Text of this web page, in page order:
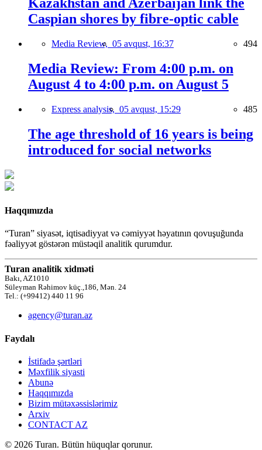
Kazakhstan and Azerbaijan link the
Caspian shores by fibre-optic cable
Media Review, 05 avqust, 16:37 494
Media Review: From 4:00 p.m. on
August 4 to 4:00 p.m. on August 5
Express analysis, 05 avqust, 15:29 485
The age threshold of 16 years is being
introduced for social networks
Haqqımızda
“Turan” siyasət, iqtisadiyyat və cəmiyyət həyatının qovuşuğunda
fəaliyyət göstərən müstəqil analitik qurumdur.
Turan analitik xidməti
Bakı, AZ1010
Süleyman Rəhimov küç.,186, Mən. 24
Tel.: (+99412) 440 11 96
agency@turan.az
Faydalı
İstifadə şərtləri
Məxfilik siyasti
Abunə
Haqqımızda
Bizim mütəxəssislərimiz
Arxiv
CONTACT AZ
© 2026 Turan. Bütün hüquqlar qorunur.